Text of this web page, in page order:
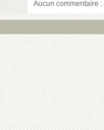
Aucun commentaire